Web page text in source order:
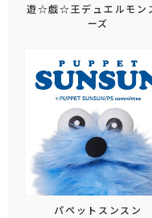
遊☆戯☆王デュエルモン
ーズ
パペットスンスン